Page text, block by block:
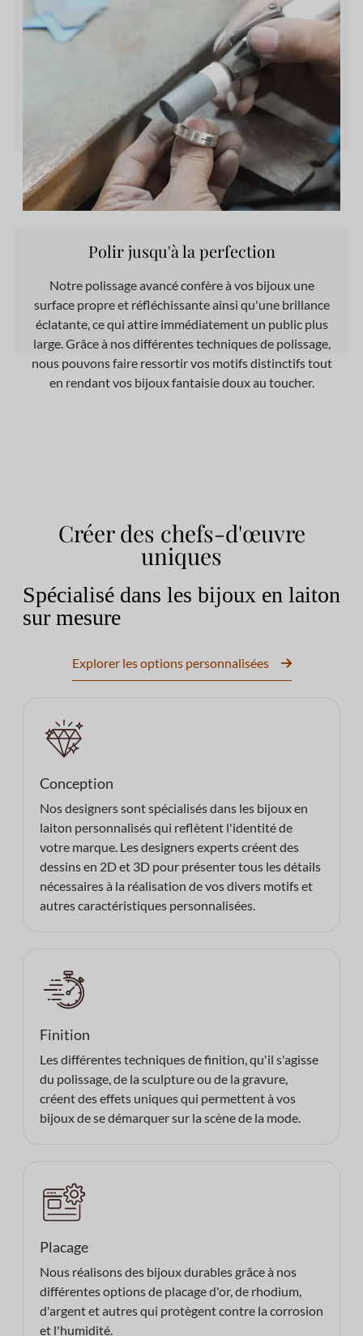
Polir jusqu'à la perfection
Notre polissage avancé confère à vos bijoux une
surface propre et réfléchissante ainsi qu'une brillance
éclatante, ce qui attire immédiatement un public plus
large. Grâce à nos différentes techniques de polissage,
nous pouvons faire ressortir vos motifs distinctifs tout
en rendant vos bijoux fantaisie doux au toucher.
Créer des chefs-d'œuvre
uniques
Spécialisé dans les bijoux en laiton
sur mesure
Explorer les options personnalisées
Conception
Nos designers sont spécialisés dans les bijoux en
laiton personnalisés qui reflètent l'identité de
votre marque. Les designers experts créent des
dessins en 2D et 3D pour présenter tous les détails
nécessaires à la réalisation de vos divers motifs et
autres caractéristiques personnalisées.
Finition
Les différentes techniques de finition, qu'il s'agisse
du polissage, de la sculpture ou de la gravure,
créent des effets uniques qui permettent à vos
bijoux de se démarquer sur la scène de la mode.
Placage
Nous réalisons des bijoux durables grâce à nos
différentes options de placage d'or, de rhodium,
d'argent et autres qui protègent contre la corrosion
et l'humidité.